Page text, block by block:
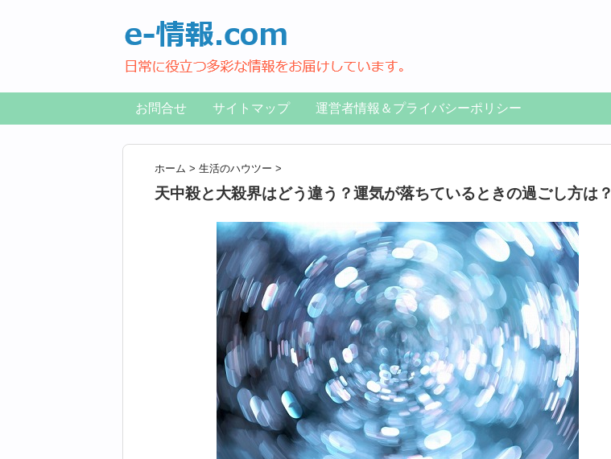
お問合せ サイトマップ 運営者情報＆プライバシーポリシー
ホーム > 生活のハウツー >
天中殺と大殺界はどう違う？運気が落ちているときの過ごし方は？